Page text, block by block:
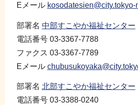
Eメール
部署名 中部すこやか福祉センター
電話番号 03-3367-7788
ファクス 03-3367-7789
Eメール
部署名 北部すこやか福祉センター
電話番号 03-3388-0240